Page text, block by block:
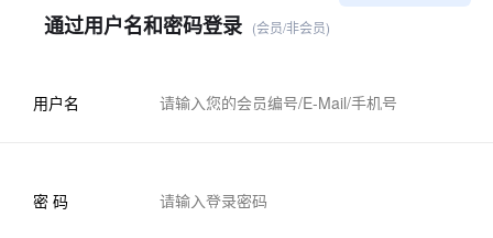
通过用户名和密码登录 (会员/非会员)
用户名
密 码